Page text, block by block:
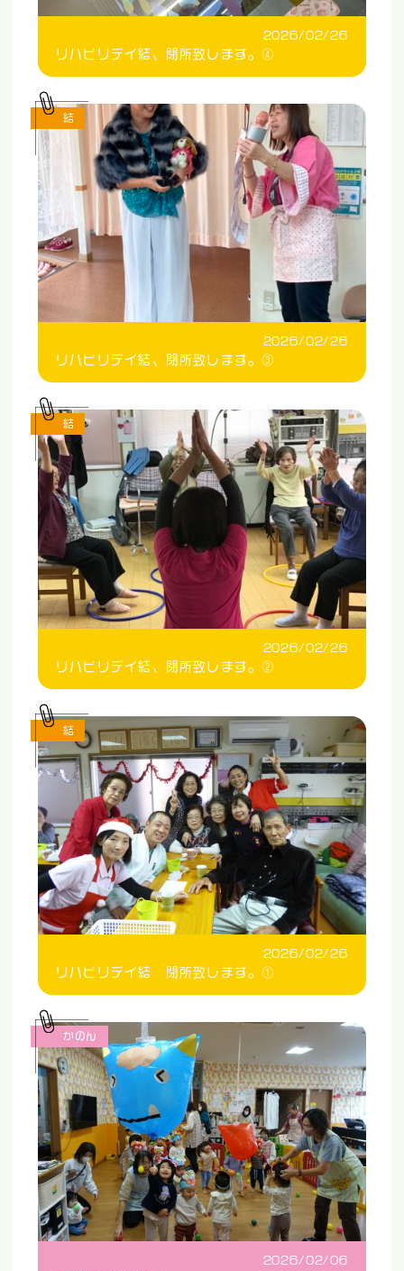
2026/02/26
リハビリデイ結、閉所致します。④
2026/02/26
リハビリデイ結、閉所致します。③
結
2026/02/26
リハビリデイ結、閉所致します。②
結
2026/02/26
リハビリデイ結 閉所致します。①
結
2026/02/06
かのん